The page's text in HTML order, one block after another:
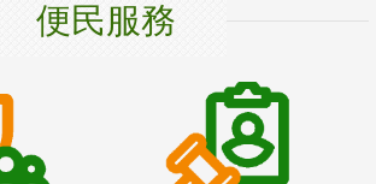
便民服務